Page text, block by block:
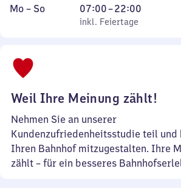
Montag
Mo – So,
inkl. Feiertage
07:00–22:00
Von
7
inkl. Feiertage
Weil Ihre Meinung zählt!
Nehmen Sie an unserer
Kundenzufriedenheitsstudie teil und
Ihren Bahnhof mitzugestalten. Ihre
zählt – für ein besseres